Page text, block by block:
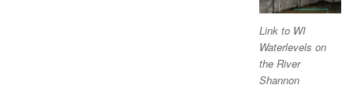
Link to WI
Waterlevels on
the River
Shannon